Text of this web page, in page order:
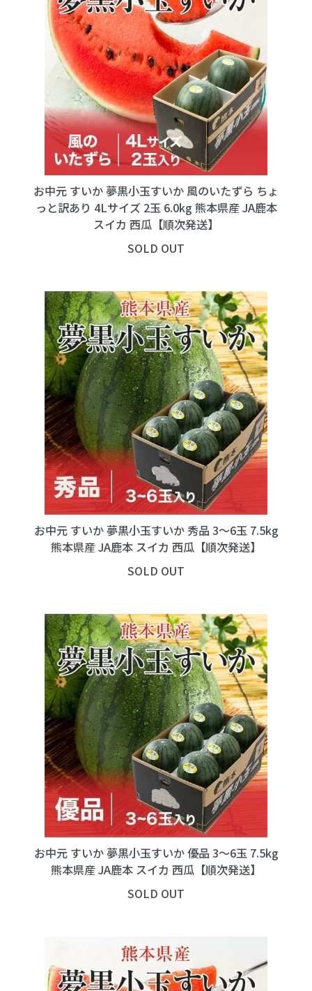
お中元 すいか 夢黒小玉すいか 風のいたずら ちょ
っと訳あり 4Lサイズ 2玉 6.0kg 熊本県産 JA鹿本
スイカ 西瓜【順次発送】
SOLD OUT
お中元 すいか 夢黒小玉すいか 秀品 3～6玉 7.5kg
熊本県産 JA鹿本 スイカ 西瓜【順次発送】
SOLD OUT
お中元 すいか 夢黒小玉すいか 優品 3～6玉 7.5kg
熊本県産 JA鹿本 スイカ 西瓜【順次発送】
SOLD OUT